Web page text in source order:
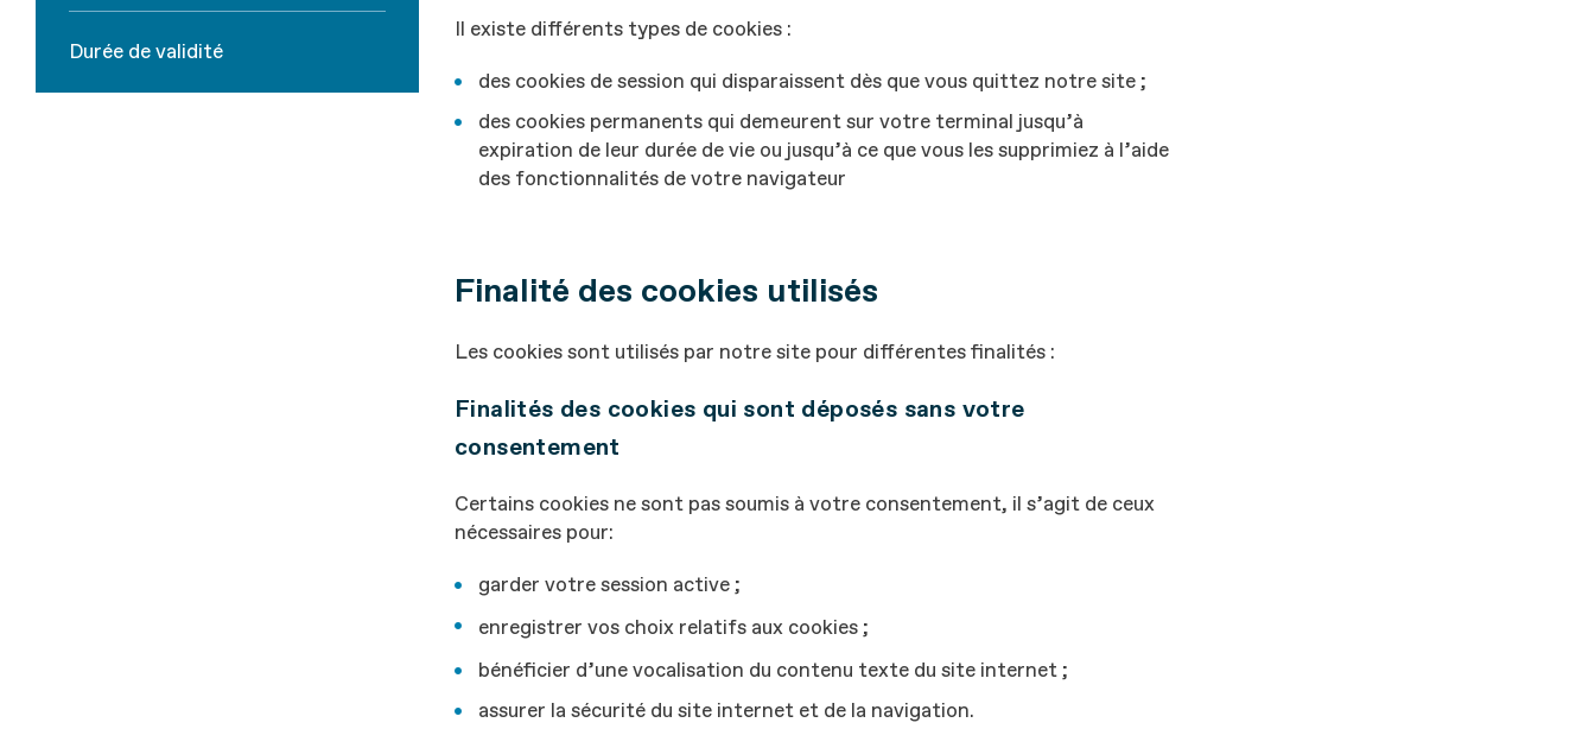
Durée de validité
Il existe différents types de cookies :
des cookies de session qui disparaissent dès que vous quittez notre site ;
des cookies permanents qui demeurent sur votre terminal jusqu’à
expiration de leur durée de vie ou jusqu’à ce que vous les supprimiez à l’aide
des fonctionnalités de votre navigateur
Finalité des cookies utilisés
Les cookies sont utilisés par notre site pour différentes finalités :
Finalités des cookies qui sont déposés sans votre
consentement
Certains cookies ne sont pas soumis à votre consentement, il s’agit de ceux
nécessaires pour:
garder votre session active ;
enregistrer vos choix relatifs aux cookies ;
bénéficier d’une vocalisation du contenu texte du site internet ;
assurer la sécurité du site internet et de la navigation.